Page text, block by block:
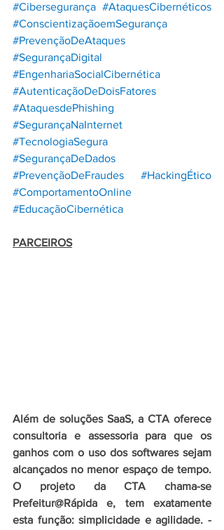
#Cibersegurança #AtaquesCibernéticos
#ConscientizaçãoemSegurança
#PrevençãoDeAtaques
#SegurançaDigital
#EngenhariaSocialCibernética
#AutenticaçãoDeDoisFatores
#AtaquesdePhishing
#SegurançaNaInternet
#TecnologiaSegura
#SegurançaDeDados
#PrevençãoDeFraudes
#HackingÉtico
#ComportamentoOnline
#EducaçãoCibernética
PARCEIROS
Além de soluções SaaS, a CTA oferece
consultoria e assessoria para que os
ganhos com o uso dos softwares sejam
alcançados no menor espaço de tempo.
O projeto da CTA chama-se
Prefeitur@Rápida e, tem exatamente